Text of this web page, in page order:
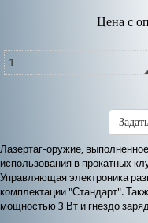
Цена с
Лазертаг-оружие,
использования в прокатных
Управляющая электроника
комплектации "Стандарт".
мощностью 3 Вт и гнездо